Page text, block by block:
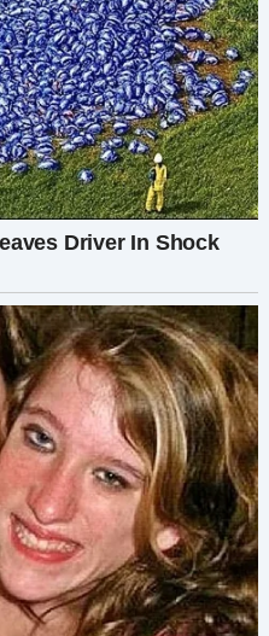
выглянула.
пришла. И… она явно
Я поспешила к
Григория с
холодными, как
выдохнула.
этого брака.
губы
вчера вечером,
жена. И то, что